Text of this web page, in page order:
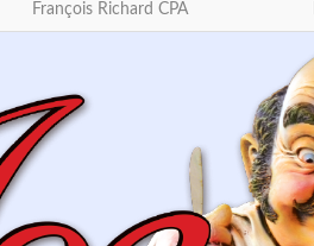
François Richard CPA